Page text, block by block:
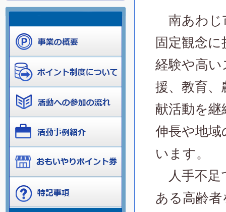
南あわじ
固定観念
経験や高
援、教育、
献活動を
伸長や地
います。
人手不足
ある高齢